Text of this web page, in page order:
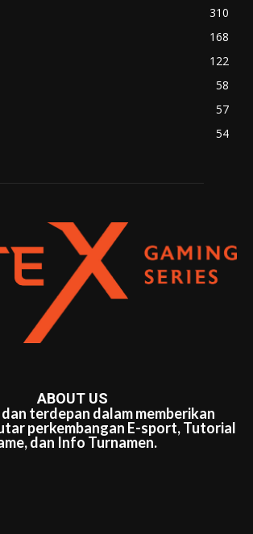
310
168
122
58
57
54
ABOUT US
terdepan dalam memberikan
perkembangan E-sport, Tutorial
dan Info Turnamen.